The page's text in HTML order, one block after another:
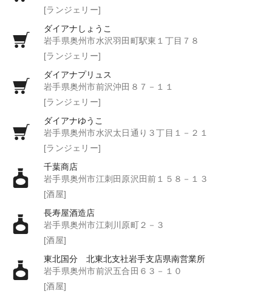
[ランジェリー]
ダイアナしょうこ
岩手県奥州市水沢羽田町駅東１丁目７８
[ランジェリー]
ダイアナプリュス
岩手県奥州市前沢沖田８７－１１
[ランジェリー]
ダイアナゆうこ
岩手県奥州市水沢太日通り３丁目１－２１
[ランジェリー]
千葉商店
岩手県奥州市江刺田原沢田前１５８－１３
[酒屋]
長寿屋酒造店
岩手県奥州市江刺川原町２－３
[酒屋]
東北国分 北東北支社岩手支店県南営業所
岩手県奥州市前沢五合田６３－１０
[酒屋]